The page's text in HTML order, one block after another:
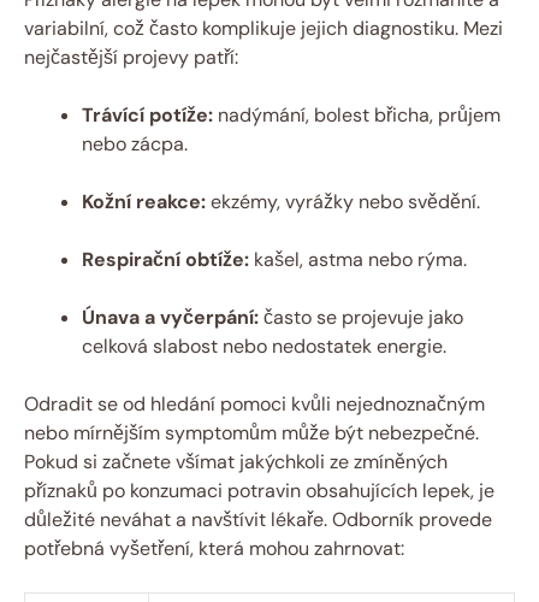
variabilní, což často komplikuje jejich diagnostiku. Mezi
nejčastější projevy patří:
Trávící potíže: nadýmání, bolest břicha, průjem
nebo zácpa.
Kožní reakce:ekzémy, vyrážky nebo svědění.
Respirační obtíže: kašel, astma nebo rýma.
Únava a vyčerpání:často se projevuje jako
celková slabost nebo nedostatek energie.
Odradit se od hledání pomoci kvůli nejednoznačným
nebo mírnějším symptomům může být nebezpečné.
Pokud si začnete všímat jakýchkoli ze zmíněných
příznaků po konzumaci potravin obsahujících lepek, je
důležité neváhat a navštívit lékaře. Odborník provede
potřebná vyšetření, která mohou zahrnovat: